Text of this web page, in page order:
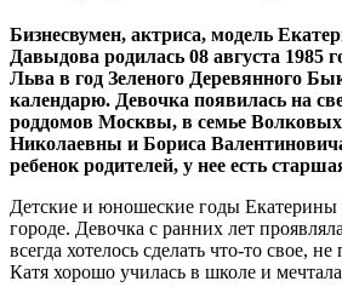
Бизнесвумен, актриса, модель
Давыдова родилась 08 августа 1985
Льва в год Зеленого Деревянного
календарю. Девочка появилась на
роддомов Москвы, в семье
Николаевны и Бориса
ребенок родителей, у нее есть
Детские и юношеские годы
городе. Девочка с ранних лет
всегда хотелось сделать что-то свое,
Катя хорошо училась в школе и мечтала